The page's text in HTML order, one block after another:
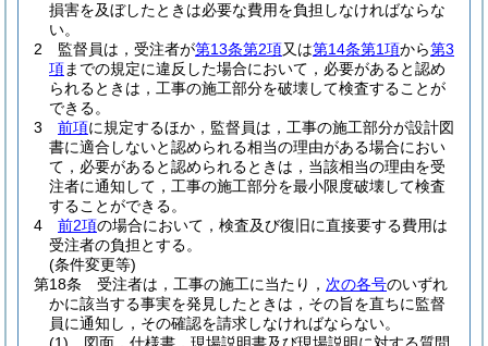
損害を及ぼしたときは必要な費用を負担しなければならな
い。
2
監督員は，受注者が第13条第2項又は第14条第1項から第3
項までの規定に違反した場合において，必要があると認め
られるときは，工事の施工部分を破壊して検査することが
できる。
3
前項に規定するほか，監督員は，工事の施工部分が設計図
書に適合しないと認められる相当の理由がある場合におい
て，必要があると認められるときは，当該相当の理由を受
注者に通知して，工事の施工部分を最小限度破壊して検査
することができる。
4
前2項の場合において，検査及び復旧に直接要する費用は
受注者の負担とする。
(条件変更等)
第18条
受注者は，工事の施工に当たり， 次の各号のいずれ
かに該当する事実を発見したときは，その旨を直ちに監督
員に通知し，その確認を請求しなければならない。